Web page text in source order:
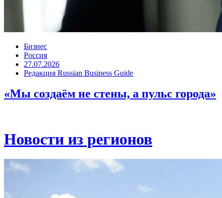
Бизнес
Россия
27.07.2026
Редакция Russian Business Guide
«Мы создаём не стены, а пульс города»
Новости из регионов